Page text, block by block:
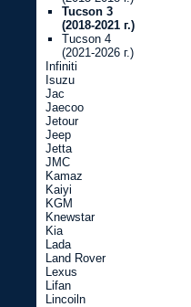
Tucson 3
(2018-2021 г.)
Tucson 4
(2021-2026 г.)
Infiniti
Isuzu
Jac
Jaecoo
Jetour
Jeep
Jetta
JMC
Kamaz
Kaiyi
KGM
Knewstar
Kia
Lada
Land Rover
Lexus
Lifan
Lincoiln